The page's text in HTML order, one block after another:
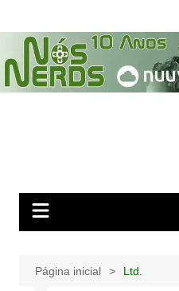
para
conteúdo
Página inicial Ltd.